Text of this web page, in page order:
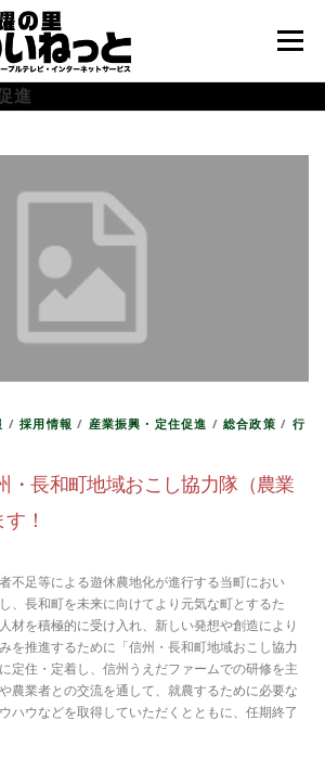
メニュー
ユーザーサポート
進
/採用情報 / 産業振興・定住促進 /総合政策 / 行
・長和町地域おこし協力隊（農業
！
不足等による遊休農地化が進行する当町におい
、長和町を未来に向けてより元気な町とするた
材を積極的に受け入れ、新しい発想や創造により
を推進するために「信州・長和町地域おこし協力
定住・定着し、信州うえだファームでの研修を主
農業者との交流を通して、就農するために必要な
ハウなどを取得していただくとともに、任期終了